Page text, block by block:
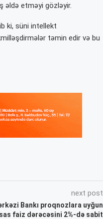
əldə etməyi gözləyir.
ki, süni intellekt
təmin edir və bu
next post
Bankı proqnozlara uyğun
faiz dərəcəsini 2%-də sabit